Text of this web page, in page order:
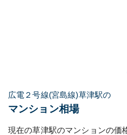
広電２号線(宮島線)草津駅の
マンション相場
現在の草津駅のマンションの価